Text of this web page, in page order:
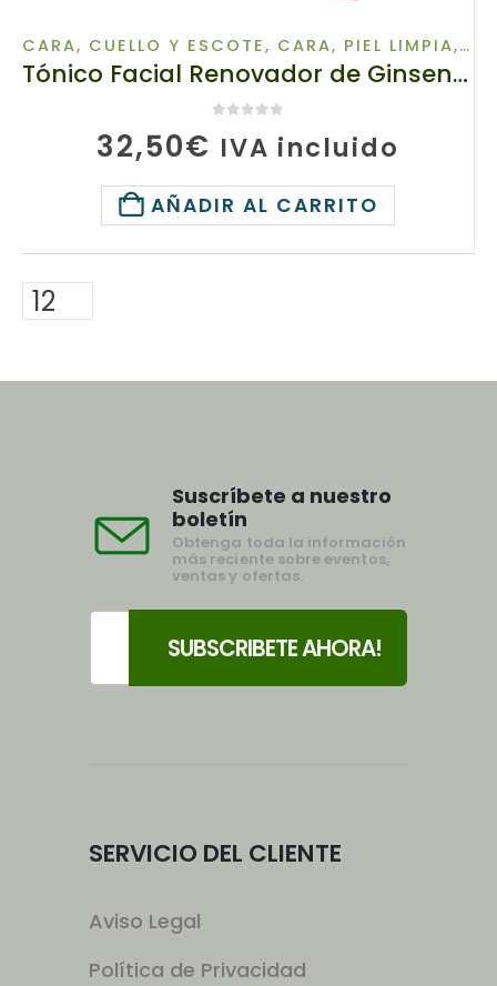
CARA, CUELLO Y ESCOTE, CARA, PIEL LIMPIA,
Tónico Facial Renovador de Ginseng y Peonía, 10116, Volumen: 100 ml, Contra los signos del tiempo y el estrés
32,50€ IVA incluido
AÑADIR AL CARRITO
Suscríbete a nuestro
boletín
Obtenga toda la información
más reciente sobre eventos,
ventas y ofertas.
SERVICIO DEL CLIENTE
Aviso Legal
Política de Privacidad